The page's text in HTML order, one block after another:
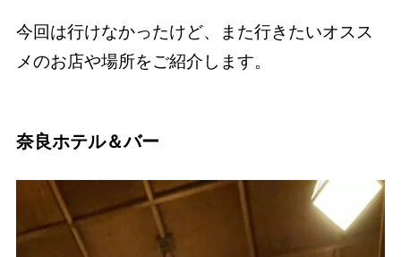
今回は行けなかったけど、また行きたいオスス
メのお店や場所をご紹介します。
奈良ホテル＆バー